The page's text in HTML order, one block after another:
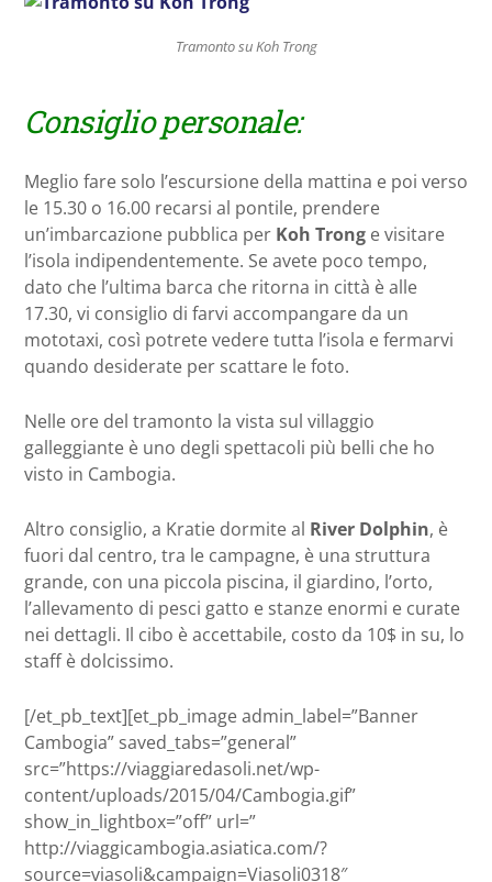
Tramonto su Koh Trong
Consiglio personale:
Meglio fare solo l’escursione della mattina e poi verso
le 15.30 o 16.00 recarsi al pontile, prendere
un’imbarcazione pubblica per Koh Trong e visitare
l’isola indipendentemente. Se avete poco tempo,
dato che l’ultima barca che ritorna in città è alle
17.30, vi consiglio di farvi accompangare da un
mototaxi, così potrete vedere tutta l’isola e fermarvi
quando desiderate per scattare le foto.
Nelle ore del tramonto la vista sul villaggio
galleggiante è uno degli spettacoli più belli che ho
visto in Cambogia.
Altro consiglio, a Kratie dormite al River Dolphin, è
fuori dal centro, tra le campagne, è una struttura
grande, con una piccola piscina, il giardino, l’orto,
l’allevamento di pesci gatto e stanze enormi e curate
nei dettagli. Il cibo è accettabile, costo da 10$ in su, lo
staff è dolcissimo.
[/et_pb_text][et_pb_image admin_label=”Banner
Cambogia” saved_tabs=”general”
src=”https://viaggiaredasoli.net/wp-
content/uploads/2015/04/Cambogia.gif”
show_in_lightbox=”off” url=”
http://viaggicambogia.asiatica.com/?
source=viasoli&campaign=Viasoli0318″